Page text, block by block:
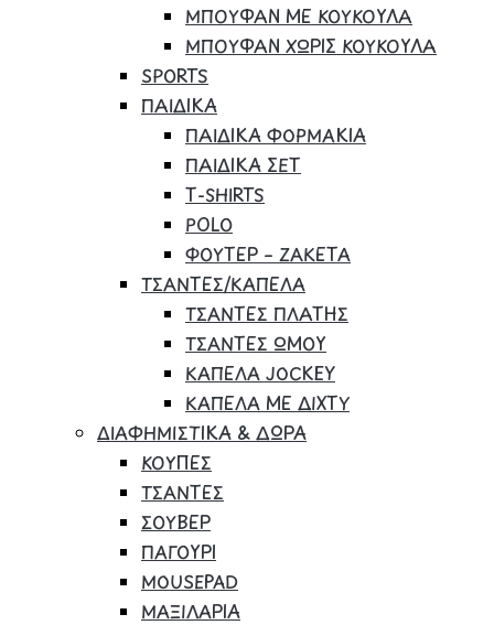
ΜΠΟΥΦΑΝ ΜΕ ΚΟΥΚΟΥΛΑ
ΜΠΟΥΦΑΝ ΧΩΡΙΣ ΚΟΥΚΟΥΛΑ
SPORTS
ΠΑΙΔΙΚΑ
ΠΑΙΔΙΚΑ ΦΟΡΜΑΚΙΑ
ΠΑΙΔΙΚΑ ΣΕΤ
Τ-SHIRTS
POLO
ΦΟΥΤΕΡ – ΖΑΚΕΤΑ
ΤΣΑΝΤΕΣ/ΚΑΠΕΛΑ
ΤΣΑΝΤΕΣ ΠΛΑΤΗΣ
ΤΣΑΝΤΕΣ ΩΜΟΥ
ΚΑΠΕΛΑ JOCKEY
ΚΑΠΕΛΑ ΜΕ ΔΙΧΤΥ
ΔΙΑΦΗΜΙΣΤΙΚΑ & ΔΩΡΑ
ΚΟΥΠΕΣ
ΤΣΑΝΤΕΣ
ΣΟΥΒΕΡ
ΠΑΓΟΥΡΙ
MOUSEPAD
ΜΑΞΙΛΑΡΙΑ